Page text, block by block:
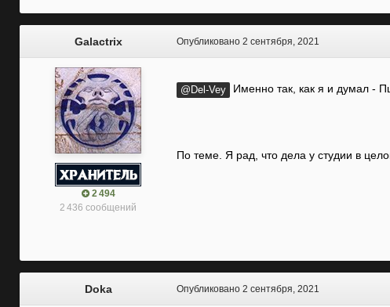
Galactrix
2 494
2 436 сообщений
Опубликовано 2 сентября, 2021
@Del-Vey Именно так, как я и думал -
По теме. Я рад, что дела у студии в
Doka Опубликовано 2 сентября, 2021